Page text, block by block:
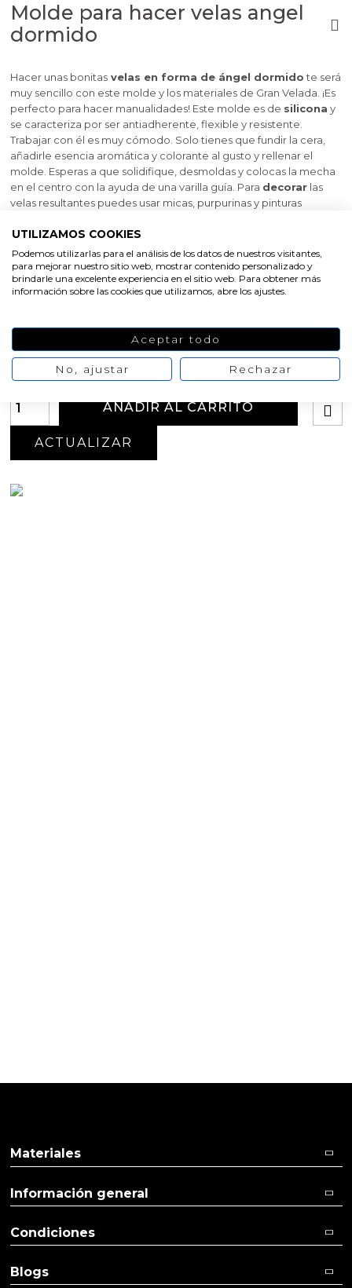
Molde para hacer velas angel
dormido
Hacer unas bonitasvelas en forma de ángel dormidote será
muy sencillo con este molde y los materiales de Gran Velada. ¡Es
perfecto para hacer manualidades! Este molde es de silicona y
se caracteriza por ser antiadherente, flexible y resistente.
Trabajar con él es muy cómodo. Solo tienes que fundir la cera,
añadirle esencia aromática y colorante al gusto y rellenar el
molde. Esperas a que solidifique, desmoldas y colocas la mecha
en el centro con la ayuda de una varilla guía. Para decorarlas
velas resultantes puedes usar micas, purpurinas y pinturas
molde también te permite trabajar con
como escayola, cemento, resina al agua, jabón base de
glicerina...
Medidas: 7 x 5 x 9 cm
-20%
27,55 €
22,04 €
Ver la opinión
Valoración media: 10/10
Nº valoraciones:1
AÑADIR AL CARRITO
Materiales
Información general
Condiciones
Blogs
UTILIZAMOS COOKIES
Podemos utilizarlas para el análisis de los datos de nuestros visitantes,
para mejorar nuestro sitio web, mostrar contenido personalizado y
brindarle una excelente experiencia en el sitio web. Para obtener más
información sobre las cookies que utilizamos, abre los ajustes.
Aceptar todo
No, ajustar Rechazar